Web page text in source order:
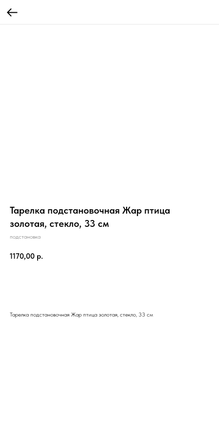
Тарелка подстановочная Жар птица
золотая, стекло, 33 см
подстановка
1170,00 р.
Тарелка подстановочная Жар птица золотая, стекло, 33 см